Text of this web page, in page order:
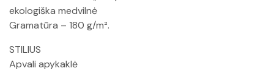
ekologiška medvilnė
Gramatūra – 180 g/m².
STILIUS
Apvali apykaklė